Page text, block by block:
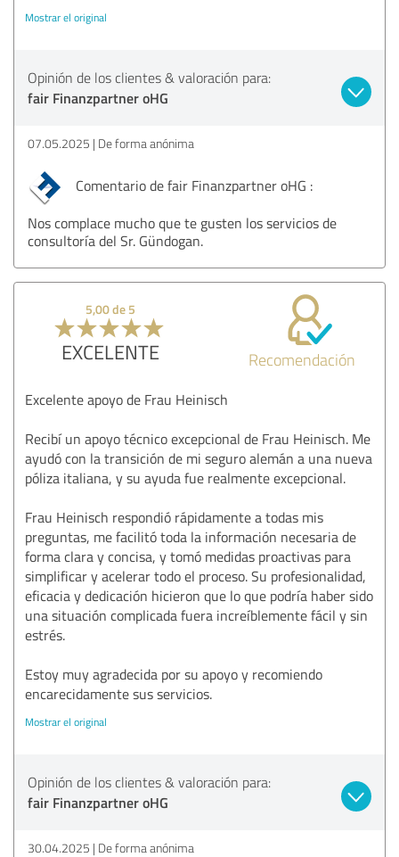
Mostrar el original
Opinión de los clientes & valoración para:
fair Finanzpartner oHG
07.05.2025 De forma anónima
Comentario de fair Finanzpartner oHG :
Nos complace mucho que te gusten los servicios de
consultoría del Sr. Gündogan.
5,00 de 5
EXCELENTE Recomendación
Excelente apoyo de Frau Heinisch
Recibí un apoyo técnico excepcional de Frau Heinisch. Me
ayudó con la transición de mi seguro alemán a una nueva
póliza italiana, y su ayuda fue realmente excepcional.
Frau Heinisch respondió rápidamente a todas mis
preguntas, me facilitó toda la información necesaria de
forma clara y concisa, y tomó medidas proactivas para
simplificar y acelerar todo el proceso. Su profesionalidad,
eficacia y dedicación hicieron que lo que podría haber sido
una situación complicada fuera increíblemente fácil y sin
estrés.
Estoy muy agradecida por su apoyo y recomiendo
encarecidamente sus servicios.
Mostrar el original
Opinión de los clientes & valoración para:
fair Finanzpartner oHG
30.04.2025 De forma anónima